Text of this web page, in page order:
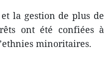
la gestion de plus de
ont été confiées à
minoritaires.